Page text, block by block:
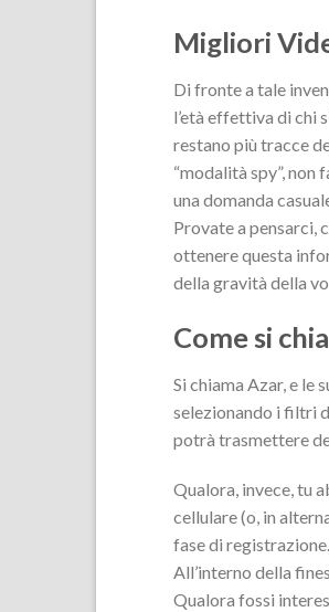
Migliori
Di fronte a tale
l’età effettiva di chi
restano più tracce
“modalità spy”, non
una domanda
Provate a pensarci,
ottenere questa
della gravità della
Come si
Si chiama Azar, e le
selezionando i filtri
potrà trasmettere
Qualora, invece, tu
cellulare (o, in
fase di
All’interno della
Qualora fossi